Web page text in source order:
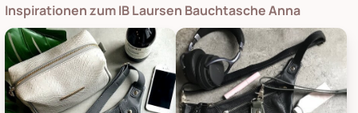
Inspirationen zum IB Laursen Bauchtasche Anna